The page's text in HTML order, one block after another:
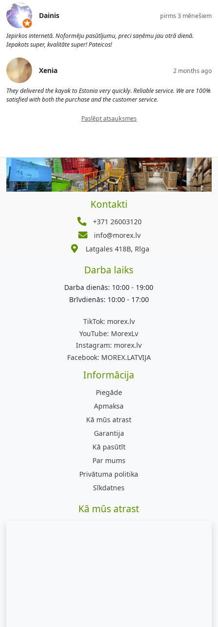
Dainis pirms 3 mēnešiem
Iepirkos internetā. Noformēju pasūtījumu, preci saņēmu jau otrā dienā.
Iepakots super, kvalitāte super! Pateicos!
Xenia 2 months ago
They delivered the kayak to Estonia very quickly. Reliable service. We are 100%
satisfied with both the purchase and the customer service.
Paslēpt atsauksmes
Kontakti
+371 26003120
info@morex.lv
Latgales 418B, Rīga
Darba laiks
Darba dienās: 10:00 - 19:00
Brīvdienās: 10:00 - 17:00
TikTok: morex.lv
YouTube: MorexLv
Instagram: morex.lv
Facebook: MOREX.LATVIJA
Informācija
Piegāde
Apmaksa
Kā mūs atrast
Garantija
Kā pasūtīt
Par mums
Privātuma politika
Sīkdatnes
Kā mūs atrast